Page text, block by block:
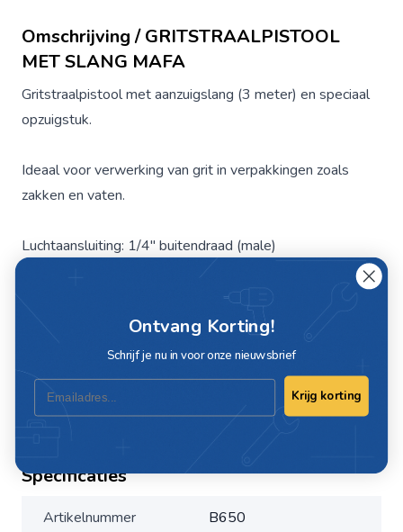
Omschrijving / GRITSTRAALPISTOOL
MET SLANG MAFA
Gritstraalpistool met aanzuigslang (3 meter) en speciaal
opzuigstuk.
Ideaal voor verwerking van grit in verpakkingen zoals
zakken en vaten.
Luchtaansluiting: 1/4" buitendraad (male)
Binnendiameter nozzle: 6 mm
Buitendiameter nozzle: 12 mm
Lengte nozzle: 88 mm
Luchtverbruik: 433 ltr/min bij 6 bar
Specificaties
Artikelnummer B650
Ontvang Korting!
Schrijf je nu in voor onze nieuwsbrief
Email
Krijg korting